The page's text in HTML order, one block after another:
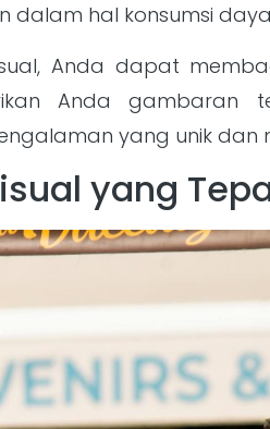
dalam hal konsumsi
Anda dapat
Anda gambaran
yang unik dan
yang